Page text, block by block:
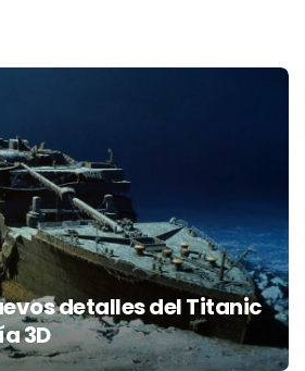
detalles del Titanic
3D